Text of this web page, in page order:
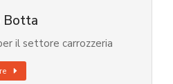
Botta
il settore carrozzeria